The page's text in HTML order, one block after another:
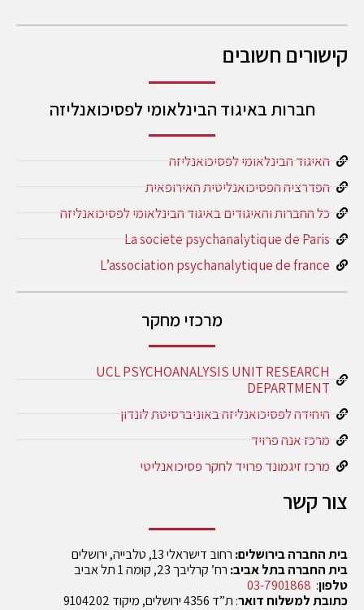
קישורים חשובים
חברות באיגוד הבינלאומי לפסיכואנליזה
האיגוד הבינלאומי לפסיכואנליזה
הפדרציה הפסיכואנליטית האירופאית
כל החברות והאיגודים באיגוד הבינלאומי לפסיכואנליזה
La societe psychanalytique de Paris
L’association psychanalytique de france
מרכזי מחקר
UCL PSYCHOANALYSIS UNIT RESEARCH
DEPARTMENT
היחידה לפסיכואנליזה באוניברסיטת לונדון
מרכז אנה פרויד
מרכז זיגמונד פרויד לחקר פסיכואנליטי
צור קשר
בית החברה בירושלים: רחוב דישראלי 13, טלבייה, ירושלים
בית החברה בתל אביב: רח’ קרליבך 23, קומה 1 תל אביב
טלפון:
03-7901868
כתובת למשלוח דואר: ת”ד 4356 ירושלים, מיקוד 9104202